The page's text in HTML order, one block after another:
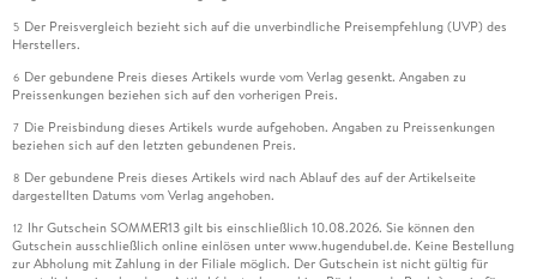
5 Der Preisvergleich bezieht sich auf die unverbindliche Preisempfehlung (UVP) des
Herstellers.
6 Der gebundene Preis dieses Artikels wurde vom Verlag gesenkt. Angaben zu
Preissenkungen beziehen sich auf den vorherigen Preis.
7 Die Preisbindung dieses Artikels wurde aufgehoben. Angaben zu Preissenkungen
beziehen sich auf den letzten gebundenen Preis.
8 Der gebundene Preis dieses Artikels wird nach Ablauf des auf der Artikelseite
dargestellten Datums vom Verlag angehoben.
12 Ihr Gutschein SOMMER13 gilt bis einschließlich 10.08.2026. Sie können den
Gutschein ausschließlich online einlösen unter www.hugendubel.de. Keine Bestellung
zur Abholung mit Zahlung in der Filiale möglich. Der Gutschein ist nicht gültig für